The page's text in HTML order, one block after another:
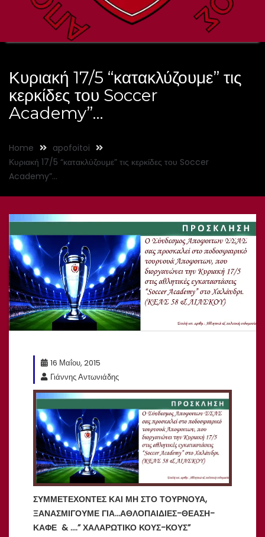
Κυριακή 17/5 “κατακλύζουμε” τις
κερκίδες του Soccer
Academy”…
Home
apofoitoi
Κυριακή 17/5 “κατακλύζουμε” τις κερκίδες του Soccer
Academy”…
16 Μαΐου, 2015
Γιάννης Αντωνιάδης
ΣΥΜΜΕΤΕΧΟΝΤΕΣ ΚΑΙ ΜΗ ΣΤΟ ΤΟΥΡΝΟΥΑ,
ΞΑΝΑΣΜΙΓΟΥΜΕ ΓΙΑ…ΑΘΛΟΠΑΙΔΙΕΣ-ΘΕΑΣΗ-
ΚΑΦΕ & ….” ΧΑΛΑΡΩΤΙΚΟ ΚΟΥΣ-ΚΟΥΣ”